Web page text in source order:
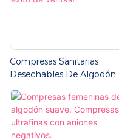
Compresas Sanitarias
Desechables De Algodón
Baratas De Fábrica Para
Mujeres, Toallas Sanitarias
Para La Menstruación, ¡un
Éxito De Ventas!